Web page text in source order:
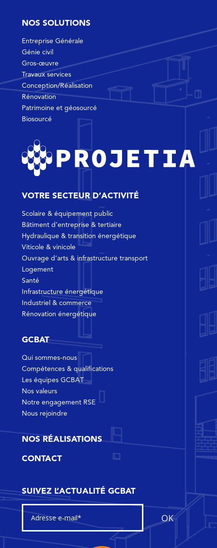
NOS SOLUTIONS
Entreprise Générale
Génie civil
Gros-œuvre
Travaux services
Conception/Réalisation
Rénovation
Patrimoine et géosourcé
Biosourcé
VOTRE SECTEUR D’ACTIVITÉ
Scolaire & équipement public
Bâtiment d’entreprise & tertiaire
Hydraulique & transition énergétique
Viticole & vinicole
Ouvrage d’arts & infrastructure transport
Logement
Santé
Infrastructure énergétique
Industriel & commerce
Rénovation énergétique
GCBAT
Qui sommes-nous
Compétences & qualifications
Les équipes GCBAT
Nos valeurs
Notre engagement RSE
Nous rejoindre
NOS RÉALISATIONS
CONTACT
SUIVEZ L’ACTUALITÉ GCBAT
OK